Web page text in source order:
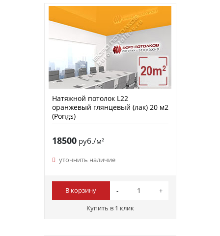
Натяжной потолок L22
оранжевый глянцевый (лак) 20 м2
(Pongs)
18500руб./м²
уточнить наличие
В корзину
Купить в 1 клик